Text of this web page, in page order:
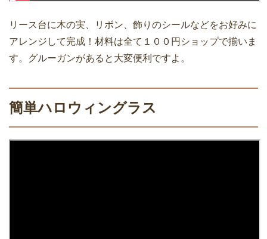
リース台に木の実、リボン、飾りのシールなどをお好みに
アレンジして完成！材料は全て１００円ショップで揃いま
す。グルーガンがあると大変便利ですよ。
簡単ハロウィングラス